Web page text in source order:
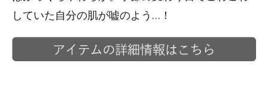
していた自分の肌が嘘のよう…！